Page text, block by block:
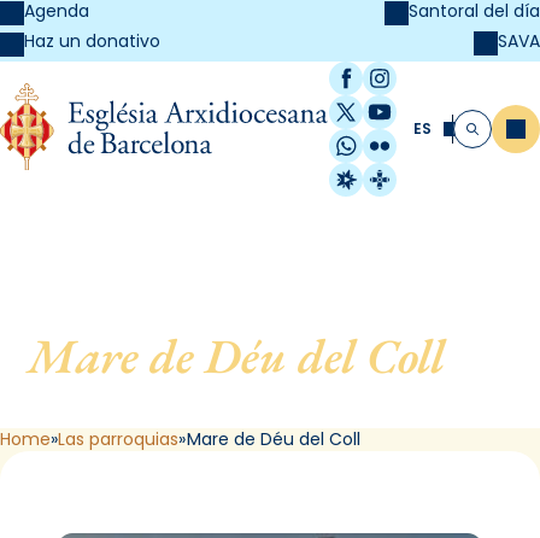
Agenda
Haz un donativo
Santoral del día
SAVA
Facebook
Instagram
X / Twitter
YouTube
WhatsApp
Flickr
Radio Estel
Catalunya
ES Buscar
Mare de Déu del Coll, de
Home Las parroquias Mare de Déu del Coll